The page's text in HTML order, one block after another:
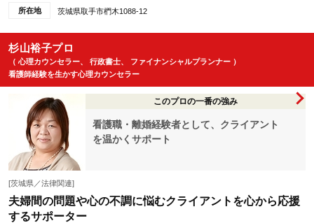
所在地 茨城県取手市椚木1088-12
杉山裕子プロ
（ 心理カウンセラー、 行政書士、 ファイナンシャルプランナー ）
看護師経験を生かす心理カウンセラー
このプロの一番の強み
看護職・離婚経験者として、クライアント
を温かくサポート
[茨城県／法律関連]
夫婦間の問題や心の不調に悩むクライアントを心から応援
するサポーター